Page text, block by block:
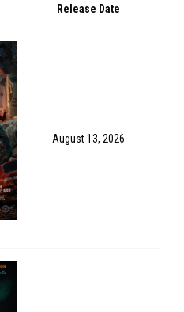
Release Date
August 13, 2026